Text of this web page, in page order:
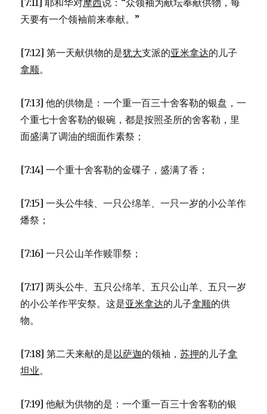
[7:11] 耶和华对摩西说：“众领袖为献坛奉献供物，每
天要有一个领袖前来奉献。”
[7:12] 第一天献供物的是犹大支派的亚米拿达的儿子
拿顺。
[7:13] 他的供物是：一个重一百三十舍客勒的银盘，一
个重七十舍客勒的银碗，都是按照圣所的舍客勒，里
面盛满了调油的细面作素祭；
[7:14] 一个重十舍客勒的金碟子，盛满了香；
[7:15] 一头公牛犊、一只公绵羊、一只一岁的小公羊作
燔祭；
[7:16] 一只公山羊作赎罪祭；
[7:17] 两头公牛、五只公绵羊、五只公山羊、五只一岁
的小公羊作平安祭。这是亚米拿达的儿子拿顺的供
物。
[7:18] 第二天来献的是以萨迦的领袖，苏押的儿子拿
坦业。
[7:19] 他献为供物的是：一个重一百三十舍客勒的银